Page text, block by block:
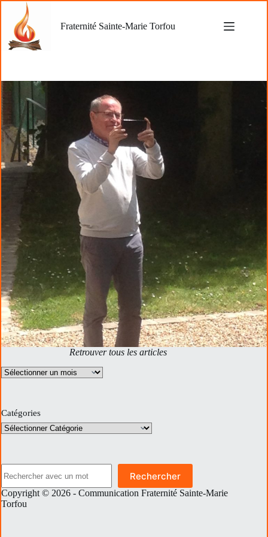
contenu
Fraternité Sainte-Marie Torfou
Retrouver tous les articles
Archives
Catégories
Rechercher
Copyright © 2026 - Communication Fraternité Sainte-Marie
Torfou